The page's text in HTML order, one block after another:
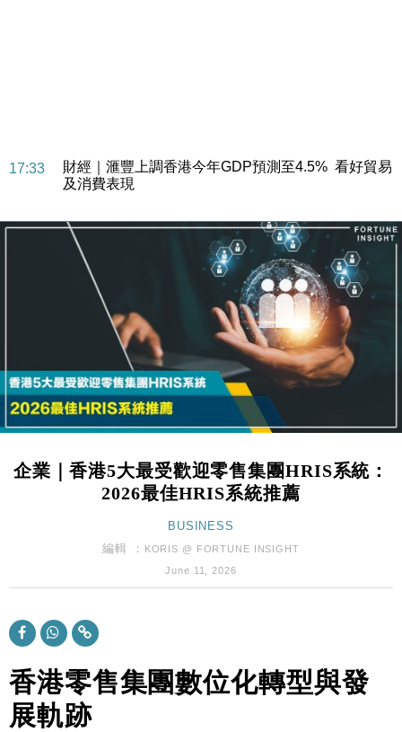
17:33
財經｜滙豐上調香港今年GDP預測至4.5% 看好貿易
及消費表現
損失近6900萬元
財經｜日經失守6.5萬點後回穩 全周仍升近2%
財經｜恒隆10月換帥 玩具「反」斗城亞洲CEO蔡德
粦接任
財經｜韓股反覆波動收跌 連挫7周創逾3年最長跌勢
13:44
財經｜內地7月美元計價出口增近24%勝預期 貿易順
差達1125億美元
12:44
財經｜日本春季三度入市撐日圓 4月單日斥6.28萬億
11:12
國際｜特朗普料美伊戰事快結束 承認部分彈藥庫存緊
財經｜SA售股自救後再出手 斥4億美元押注未上市公
財經｜華僑銀行上半年淨利創新高 中期息增15%至
47仙
及消費表現
損失近6900萬元
16:05
財經｜日經失守6.5萬點後回穩 全周仍升近2%
企業｜香港5大最受歡迎零售集團HRIS系統：
2026最佳HRIS系統推薦
BUSINESS
編輯 ：
KORIS @ FORTUNE INSIGHT
June 11, 2026
香港零售集團數位化轉型與發
展軌跡